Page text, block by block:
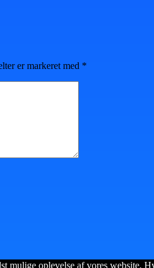
er markeret med *
mulige oplevelse af vores website.